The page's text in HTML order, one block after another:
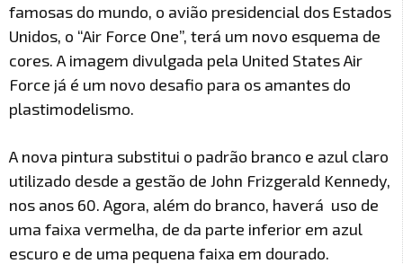
famosas do mundo, o avião presidencial dos Estados
Unidos, o “Air Force One”, terá um novo esquema de
cores. A imagem divulgada pela United States Air
Force já é um novo desafio para os amantes do
plastimodelismo.
A nova pintura substitui o padrão branco e azul claro
utilizado desde a gestão de John Frizgerald Kennedy,
nos anos 60. Agora, além do branco, haverá uso de
uma faixa vermelha, de da parte inferior em azul
escuro e de uma pequena faixa em dourado.